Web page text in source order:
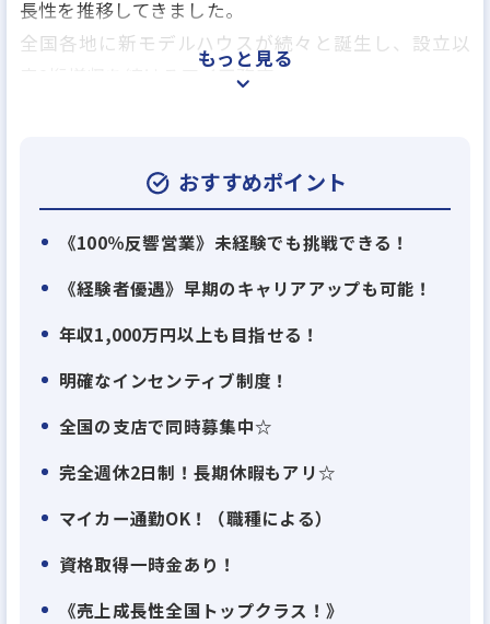
長性を推移してきました。
全国各地に新モデルハウスが続々と誕生し、設立以
来2桁増収を続けるアイ工務店。
【当社について】
大阪を中心に、関西、中国、四国、九州、東海、北
まにご評価頂き、延べ1万件のお客さまとご縁を頂き
ました。
『社員一人ひとりが会社をつくっていく』という気
積極的なチャレンジも推奨しており、意見を言いやす
い風通しの良い社風です。
事ができる』という社長の考えもあり、自分の仕事
やどんな方々と働いているのかということを理解し
てもらうため、家族も参加できる社内イベントを実
もっと見る
おすすめポイント
《100％反響営業》未経験でも挑戦できる！
《経験者優遇》早期のキャリアアップも可能！
年収1,000万円以上も目指せる！
明確なインセンティブ制度！
全国の支店で同時募集中☆
完全週休2日制！長期休暇もアリ☆
マイカー通勤OK！（職種による）
資格取得一時金あり！
《売上成長性全国トップクラス！》